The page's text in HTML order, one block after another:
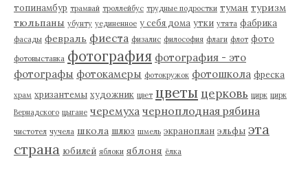
топинамбур трамвай троллейбус трудные подростки туман туризм
тюльпаны убунту уединенное у себя дома утки утята фабрика
фасады февраль фиеста физалис философия флаги флот фото
фотовыставка фотография фотография - это
фотографы фотокамеры фотокружок фотошкола фреска
храм хризантемы художник цвет цветы церковь цирк цирк
Вернадского цыгане черемуха черноплодная рябина
чистотел чучела школа шлюз шмель экраноплан эльфы эта
страна юбилей яблоки яблоня ёлка